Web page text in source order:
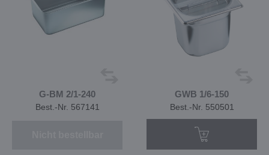
G-BM 2/1-240
Best.-Nr. 567141
GWB 1/6-150
Best.-Nr. 550501